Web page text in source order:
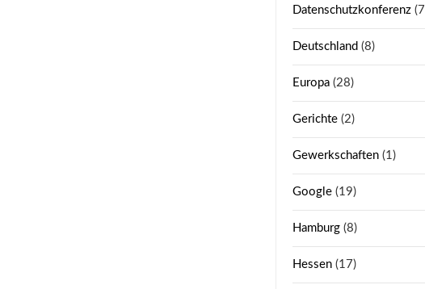
Datenschutzkonferenz
Deutschland (8)
Europa(28)
Gerichte(2)
Gewerkschaften(1)
Google(19)
Hamburg(8)
Hessen(17)